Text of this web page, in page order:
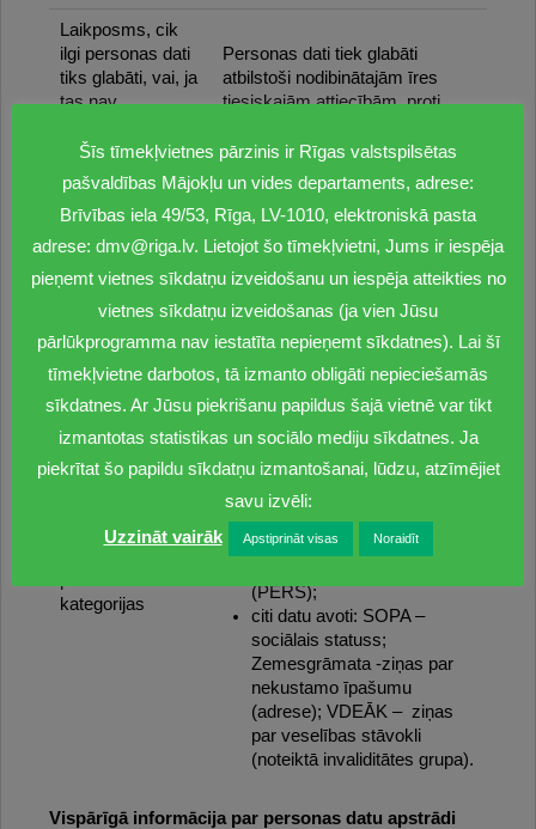
Laikposms, cik
ilgi personas dati
tiks glabāti, vai, ja
tas nav
kritēriji, ko
izmanto minētā
laikposma
noteikšanai
Personas dati tiek glabāti
atbilstoši nodibinātajām īres
tiesiskajām attiecībām, proti,
noslēgto īres līgumu lieto
pašvaldības dzīvojamo telpu –
sociālo dzīvokli.
būt gadījumos,
kad persona
nesniegs savus
Pakalpojums netiek sniegts, ja
Iesniedzējs nav iesniedzis visus
datus.
kategorijas
Jūsu iesniegtie personas
personas kods, deklarētā
adrese, dati par laulāto un
bērniem (vārds, uzvārds,
personas kods, radniecība)
tiek salīdzināti ar Fizisko
(PERS);
citi datu avoti: SOPA –
sociālais statuss;
Zemesgrāmata -ziņas par
nekustamo īpašumu
(adrese); VDEĀK – ziņas
par veselības stāvokli
(noteiktā invaliditātes grupa).
Vispārīgā informācija par personas datu apstrādi
Šīs tīmekļvietnes pārzinis ir Rīgas valstspilsētas
pašvaldības Mājokļu un vides departaments, adrese:
Brīvības iela 49/53, Rīga, LV-1010, elektroniskā pasta
adrese: dmv@riga.lv. Lietojot šo tīmekļvietni, Jums ir iespēja
pieņemt vietnes sīkdatņu izveidošanu un iespēja atteikties no
vietnes sīkdatņu izveidošanas (ja vien Jūsu
pārlūkprogramma nav iestatīta nepieņemt sīkdatnes). Lai šī
tīmekļvietne darbotos, tā izmanto obligāti nepieciešamās
sīkdatnes. Ar Jūsu piekrišanu papildus šajā vietnē var tikt
izmantotas statistikas un sociālo mediju sīkdatnes. Ja
piekrītat šo papildu sīkdatņu izmantošanai, lūdzu, atzīmējiet
savu izvēli:
Uzzināt vairāk
Apstiprināt visas Noraidīt